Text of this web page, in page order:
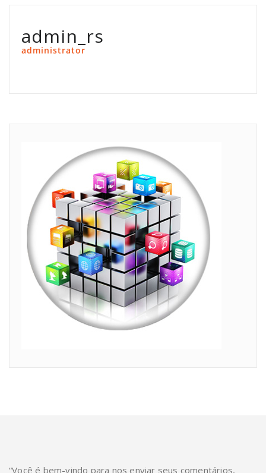
admin_rs
administrator
“Você é bem-vindo para nos enviar seus comentários,